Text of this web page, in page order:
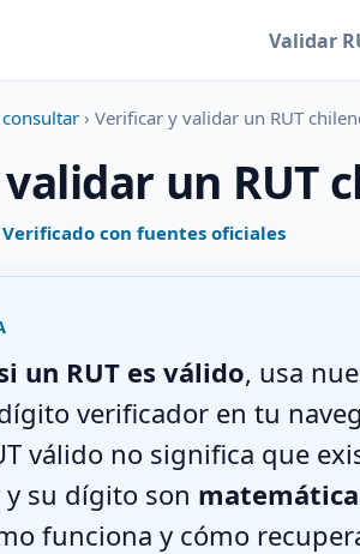
Validar
› Verificar y validar un RUT
un RUT
Verificado con fuentes oficiales
un RUT es válido, usa
verificador en tu
válido no significa que
su dígito son
funciona y cómo